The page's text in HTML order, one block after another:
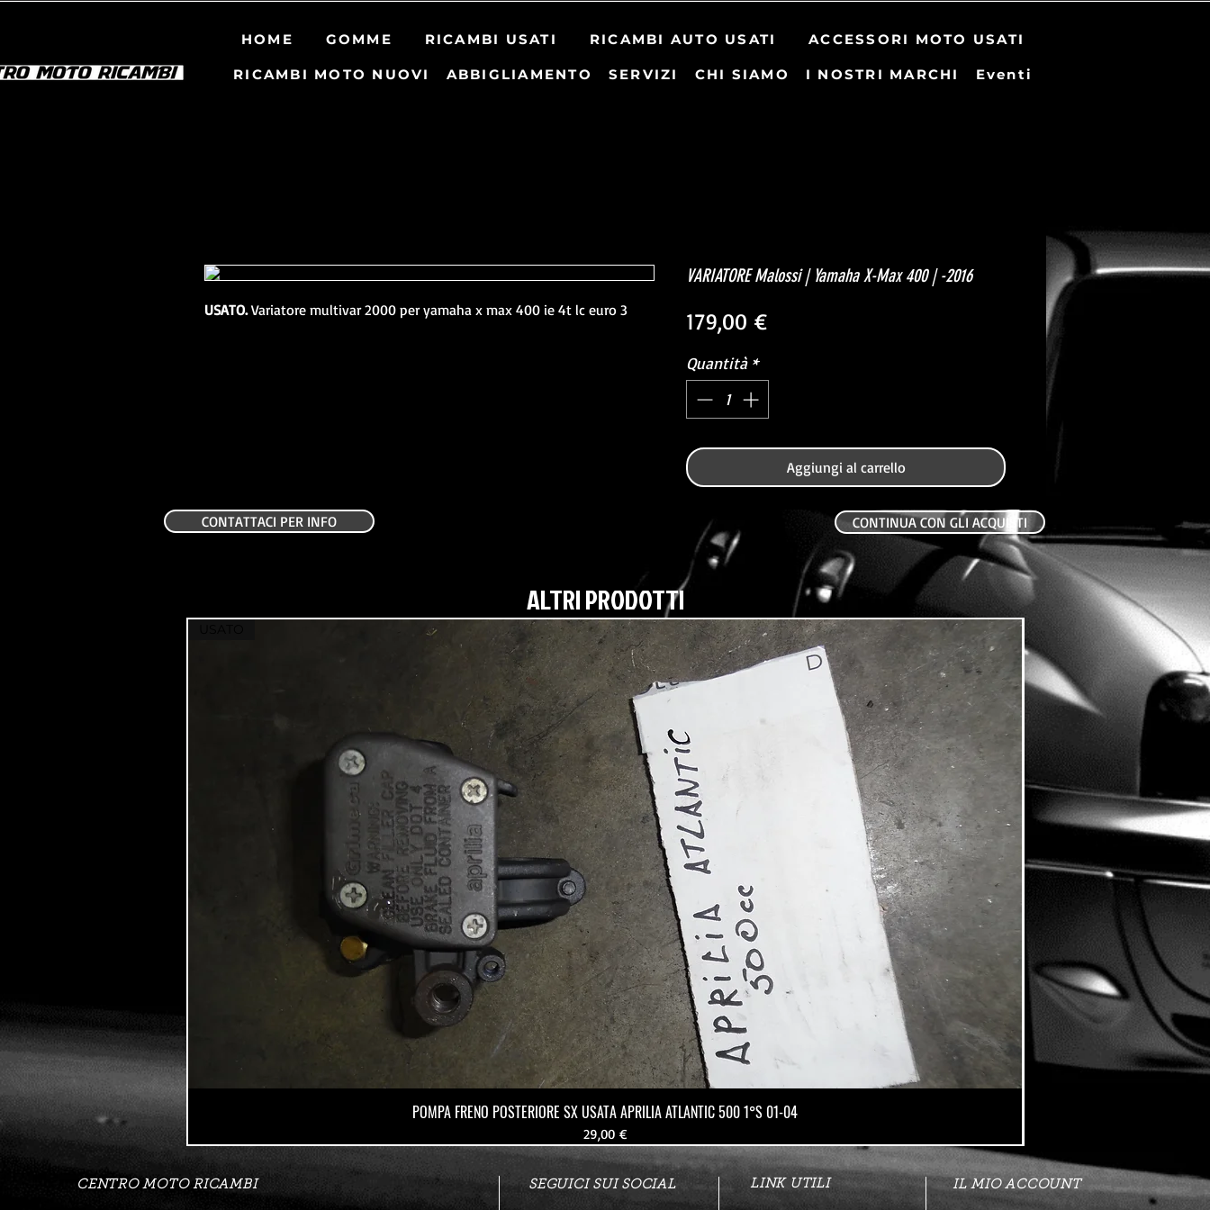
HOME GOMME RICAMBI USATI RICAMBI AUTO USATI ACCESSORI MOTO USATI
RICAMBI MOTO NUOVI ABBIGLIAMENTO SERVIZI CHI SIAMO I NOSTRI MARCHI Eventi
USATO. Variatore multivar 2000 per yamaha x max 400 ie 4t lc euro 3
VARIATORE Malossi | Yamaha X-Max 400 | -2016
179,00 €Prezzo
Quantità *
Aggiungi al carrello
CONTATTACI PER INFO CONTINUA CON GLI ACQUISTI
POMPA FRENO POSTERIORE SX USATA APRILIA ATLANTIC 500 1°S 01-04
Prezzo
29,00 €
USATO
ALTRI PRODOTTI
CENTRO MOTO RICAMBI SEGUICI SUI SOCIAL LINK UTILI IL MIO ACCOUNT